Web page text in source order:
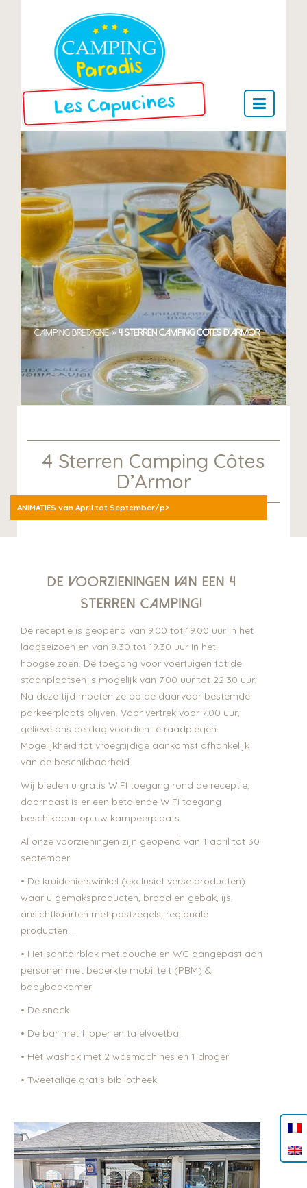
ANIMATIES van April tot September/p>
Camping Bretagne»4 sterren Camping Côtes d’Armor
4 Sterren Camping Côtes
D’Armor
De voorzieningen van een 4
sterren camping!
De receptie is geopend van 9.00 tot 19.00 uur in het
laagseizoen en van 8.30 tot 19.30 uur in het
hoogseizoen. De toegang voor voertuigen tot de
staanplaatsen is mogelijk van 7.00 uur tot 22.30 uur.
Na deze tijd moeten ze op de daarvoor bestemde
parkeerplaats blijven. Voor vertrek voor 7.00 uur,
gelieve ons de dag voordien te raadplegen.
Mogelijkheid tot vroegtijdige aankomst afhankelijk
van de beschikbaarheid.
Wij bieden u gratis WIFI toegang rond de receptie,
daarnaast is er een betalende WIFI toegang
beschikbaar op uw kampeerplaats.
Al onze voorzieningen zijn geopend van 1 april tot 30
september:
• De kruidenierswinkel (exclusief verse producten)
waar u gemaksproducten, brood en gebak, ijs,
ansichtkaarten met postzegels, regionale
producten…
• Het sanitairblok met douche en WC aangepast aan
personen met beperkte mobiliteit (PBM) &
babybadkamer
• De snack.
• De bar met flipper en tafelvoetbal.
• Het washok met 2 wasmachines en 1 droger
• Tweetalige gratis bibliotheek